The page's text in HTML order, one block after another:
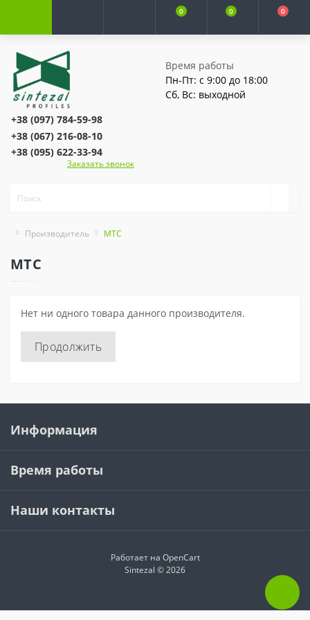
0 0 0
Время работы
Пн-Пт: с 9:00 до 18:00
Сб, Вс: выходной
+38 (097) 784-59-98
+38 (067) 216-08-10
+38 (095) 622-33-94
Заказать звонок
Производитель МТС
МТС
Нет ни одного товара данного производителя.
Продолжить
Информация
Время работы
Наши контакты
Работает на OpenCart
Sintezal © 2026